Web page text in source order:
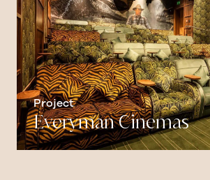
Project
Everyman Cinemas